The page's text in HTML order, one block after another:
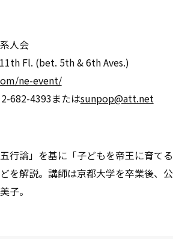
人会
Fl. (bet. 5th & 6th Aves.)
ne-event/
682-4393またはsunpop@att.net
行論」を基に「子どもを帝王に育て
を解説。講師は京都大学を卒業後、
子。